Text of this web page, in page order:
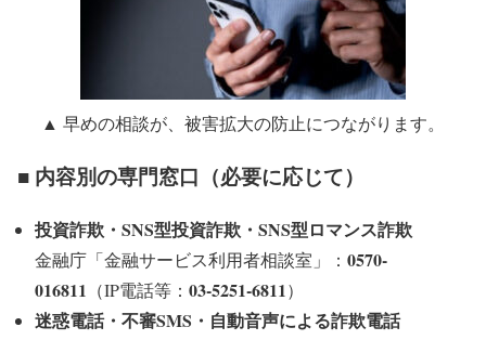
▲ 早めの相談が、被害拡大の防止につながります。
■ 内容別の専門窓口（必要に応じて）
投資詐欺・SNS型投資詐欺・SNS型ロマンス詐欺
金融庁「金融サービス利用者相談室」： 0570-
016811 （IP電話等： 03-5251-6811）
迷惑電話・不審SMS・自動音声による詐欺電話